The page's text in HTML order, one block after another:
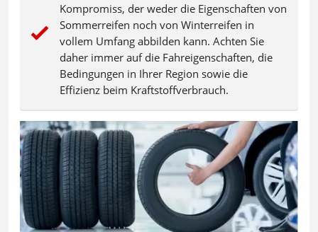
Kompromiss, der weder die Eigenschaften von
Sommerreifen noch von Winterreifen in
vollem Umfang abbilden kann. Achten Sie
daher immer auf die Fahreigenschaften, die
Bedingungen in Ihrer Region sowie die
Effizienz beim Kraftstoffverbrauch.